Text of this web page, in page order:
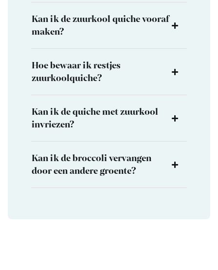
Kan ik de zuurkool quiche vooraf
maken?
Hoe bewaar ik restjes
zuurkoolquiche?
Kan ik de quiche met zuurkool
invriezen?
Kan ik de broccoli vervangen
door een andere groente?